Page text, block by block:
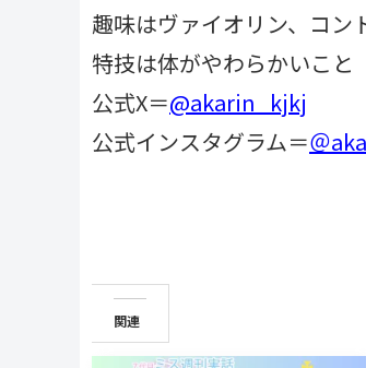
趣味はヴァイオリン、コン
特技は体がやわらかいこと
公式X＝@akarin_kjkj
公式インスタグラム＝＠
関連